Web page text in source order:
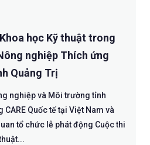
học Kỹ thuật trong
nghiệp Thích ứng
Quảng Trị
nghiệp và Môi trường tỉnh
Quốc tế tại Việt Nam và
tổ chức lễ phát động Cuộc thi